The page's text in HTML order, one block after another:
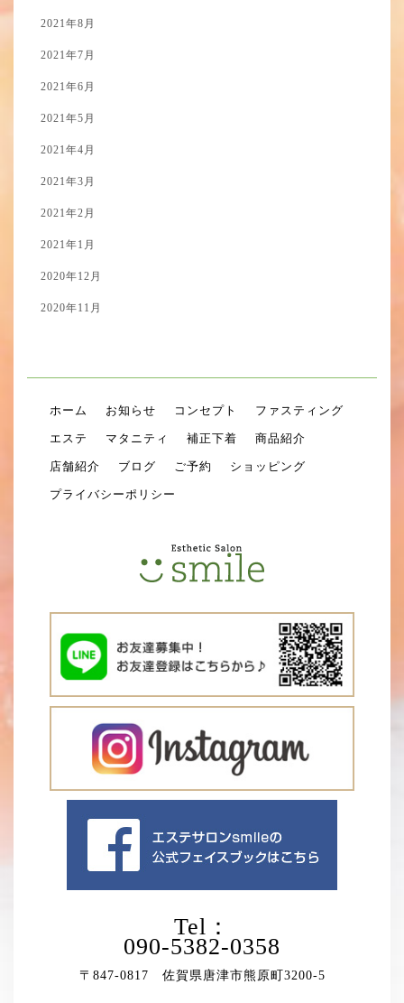
2021年8月
2021年7月
2021年6月
2021年5月
2021年4月
2021年3月
2021年2月
2021年1月
2020年12月
2020年11月
ホーム お知らせ コンセプト ファスティング
エステ マタニティ 補正下着 商品紹介
店舗紹介 ブログ ご予約 ショッピング
プライバシーポリシー
Tel：
090-5382-0358
〒847-0817 佐賀県唐津市熊原町3200-5